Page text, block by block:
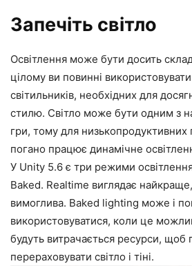
Запечіть світло
Освітлення може бути досить
цілому ви повинні використовувати
світильників, необхідних для
стилю. Світло може бути одним з
гри, тому для
погано працює динамічне
У Unity 5.6 є три режими
Baked. Realtime виглядає
вимоглива. Baked lighting може і
використовуватися, коли це
будуть витрачається ресурси, щоб
перераховувати світло і тіні.